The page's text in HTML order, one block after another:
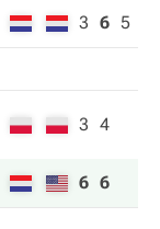
3 6 5
3 4
6 6